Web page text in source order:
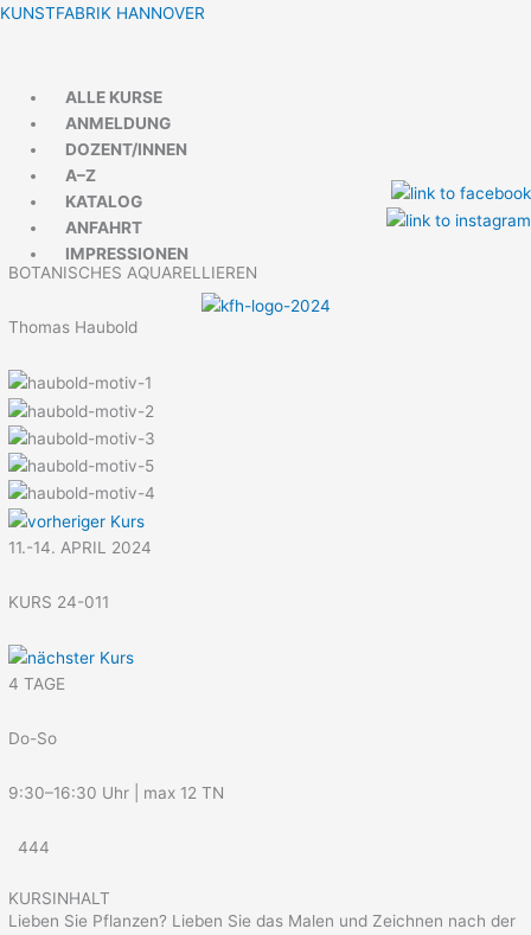
Zum
KUNSTFABRIK HANNOVER
Menü
ALLE KURSE
ANMELDUNG
DOZENT/INNEN
A–Z
KATALOG
ANFAHRT
IMPRESSIONEN
BOTANISCHES AQUARELLIEREN
Thomas Haubold
11.-14. APRIL 2024
KURS 24-011
4 TAGE
Do-So
9:30–16:30 Uhr | max 12 TN
444
KURSINHALT
Lieben Sie Pflanzen? Lieben Sie das Malen und Zeichnen nach der
Menü